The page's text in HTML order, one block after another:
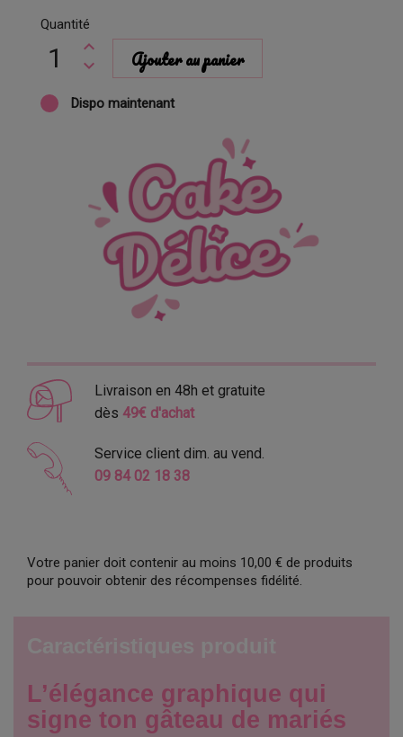
Quantité
Ajouter au panier
Dispo maintenant
Livraison en 48h et gratuite
dès 49€ d'achat
Service client dim. au vend.
09 84 02 18 38
Votre panier doit contenir au moins 10,00 € de produits
pour pouvoir obtenir des récompenses fidélité.
L’élégance graphique qui
signe ton gâteau de mariés